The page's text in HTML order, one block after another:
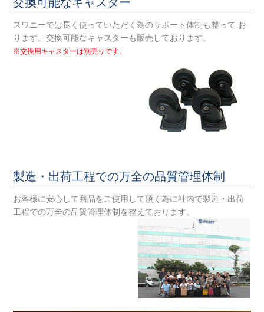
スワニーでは長く使っていただく為のサポート体制も整って お
ります。交換可能なキャスターも販売しております。
※交換用キャスターは別売りです。
製造・出荷工程での万全の品質管理体制
お客様に安心して商品をご使用して頂く為に社内で製造・出荷
工程での万全の品質管理体制を整えております。